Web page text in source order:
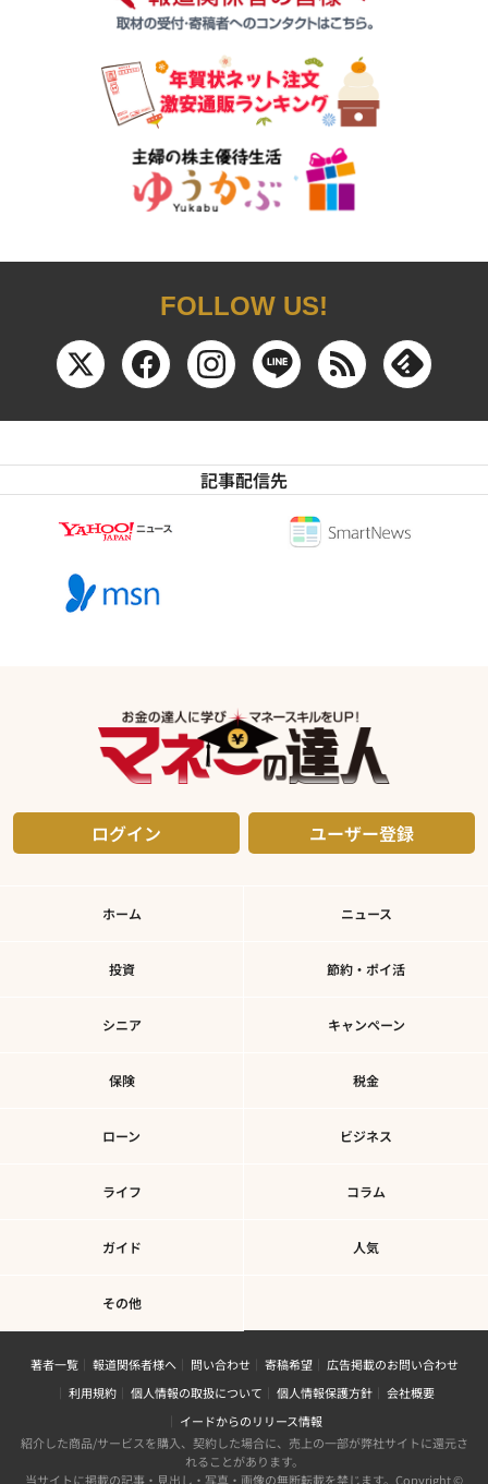
FOLLOW US!
記事配信先
ログイン ユーザー登録
ホーム ニュース
投資 節約・ポイ活
シニア キャンペーン
保険 税金
ローン ビジネス
ライフ コラム
ガイド 人気
その他
著者一覧 報道関係者様へ 問い合わせ 寄稿希望
広告掲載のお問い合わせ
利用規約
個人情報の取扱について 個人情報保護方針
会社概要
イードからのリリース情報
紹介した商品/サービスを購入、契約した場合に、売上の一部が弊社サイトに還元さ
れることがあります。
当サイトに掲載の記事・見出し・写真・画像の無断転載を禁じます。Copyright ©